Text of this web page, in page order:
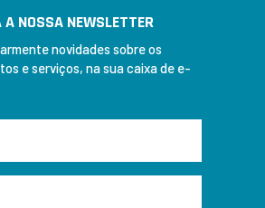
A NOSSA NEWSLETTER
novidades sobre os
e serviços, na sua caixa de e-